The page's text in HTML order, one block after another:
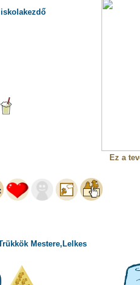
Ez a
Mestere,Lelkes